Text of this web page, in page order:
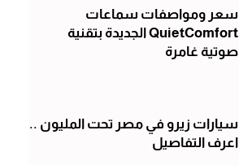
سعر ومواصفات سماعات
QuietComfort الجديدة بتقنية
صوتية غامرة
سيارات زيرو في مصر تحت المليون ..
اعرف التفاصيل